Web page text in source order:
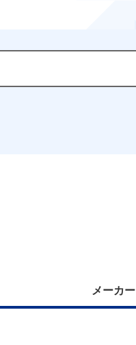
メーカー